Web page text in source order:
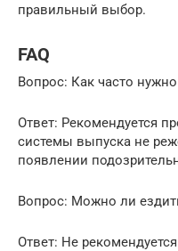
правильный выбор.
FAQ
Вопрос: Как часто
Ответ: Рекомендуется
системы выпуска не
появлении
Вопрос: Можно ли
Ответ: Не